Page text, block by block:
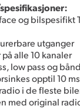
og bilspesifikt
utganger
alle 10 kanaler
low pass og
opptil 10
i de fleste
med original